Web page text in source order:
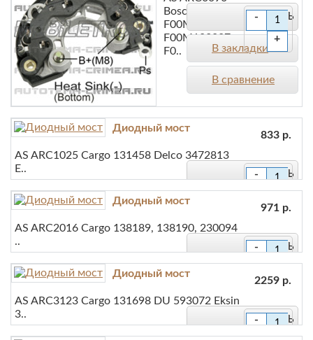
В сравнение
Bosch
F00M123201,
F00M123227,
F0..
-
+
В закладки
В сравнение
Диодный мост
AS ARC1025 Cargo 131458 Delco 3472813
E..
833 р.
-
В закладки
В сравнение
Диодный мост
AS ARC2016 Cargo 138189, 138190, 230094
..
971 р.
-
В закладки
В сравнение
Диодный мост
AS ARC3123 Cargo 131698 DU 593072 Eksin
3..
2259 р.
-